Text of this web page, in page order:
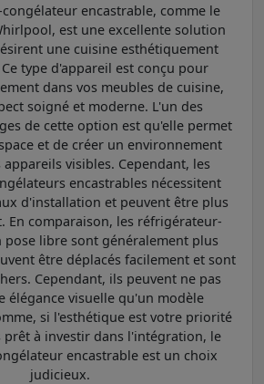
encastrable, comme le
est une excellente solution
une cuisine esthétiquement
type d'appareil est conçu pour
dans vos meubles de cuisine,
soigné et moderne. L'un des
de cette option est qu'elle permet
et de créer un environnement
visibles. Cependant, les
encastrables nécessitent
d'installation et peuvent être plus
En comparaison, les réfrigérateur-
pose libre sont généralement plus
être déplacés facilement et sont
Cependant, ils peuvent ne pas
élégance visuelle qu'un modèle
si l'esthétique est votre priorité
prêt à investir dans l'intégration, le
encastrable est un choix
judicieux.